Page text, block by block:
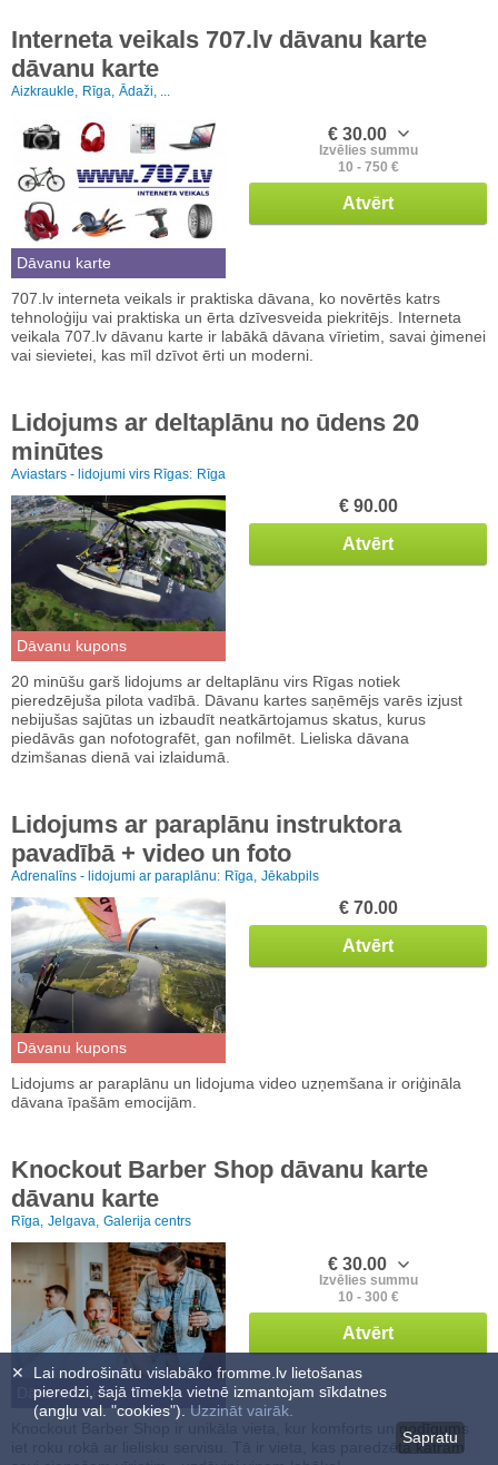
Interneta veikals 707.lv dāvanu karte
dāvanu karte
Aizkraukle, Rīga, Ādaži, ...
Dāvanu karte
€ 30.00
Izvēlies summu
10 - 750 €
Atvērt
707.lv interneta veikals ir praktiska dāvana, ko novērtēs katrs
tehnoloģiju vai praktiska un ērta dzīvesveida piekritējs. Interneta
veikala 707.lv dāvanu karte ir labākā dāvana vīrietim, savai ģimenei
vai sievietei, kas mīl dzīvot ērti un moderni.
Lidojums ar deltaplānu no ūdens 20
minūtes
Aviastars - lidojumi virs Rīgas: Rīga
Dāvanu kupons
€ 90.00
Atvērt
20 minūšu garš lidojums ar deltaplānu virs Rīgas notiek
pieredzējuša pilota vadībā. Dāvanu kartes saņēmējs varēs izjust
nebijušas sajūtas un izbaudīt neatkārtojamus skatus, kurus
piedāvās gan nofotografēt, gan nofilmēt. Lieliska dāvana
dzimšanas dienā vai izlaidumā.
Lidojums ar paraplānu instruktora
pavadībā + video un foto
Adrenalīns - lidojumi ar paraplānu: Rīga, Jēkabpils
Dāvanu kupons
€ 70.00
Atvērt
Lidojums ar paraplānu un lidojuma video uzņemšana ir oriģināla
dāvana īpašām emocijām.
Knockout Barber Shop dāvanu karte
dāvanu karte
Rīga, Jelgava, Galerija centrs
Dāvanu karte
€ 30.00
Izvēlies summu
10 - 300 €
Atvērt
Knockout Barber Shop ir unikāla vieta, kur komforts un godīgums
iet roku rokā ar lielisku servisu. Tā ir vieta, kas paredzēta katram
Lai nodrošinātu vislabāko fromme.lv lietošanas
pieredzi, šajā tīmekļa vietnē izmantojam sīkdatnes
(angļu val. "cookies"). Uzzināt vairāk.
Sapratu
✕